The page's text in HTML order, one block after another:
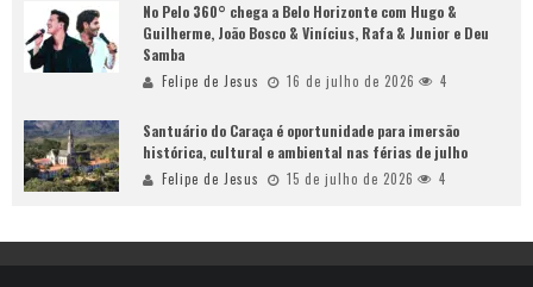
No Pelo 360° chega a Belo Horizonte com Hugo &
Guilherme, João Bosco & Vinícius, Rafa & Junior e Deu
Samba
Felipe de Jesus 16 de julho de 2026 4
Santuário do Caraça é oportunidade para imersão
histórica, cultural e ambiental nas férias de julho
Felipe de Jesus 15 de julho de 2026 4